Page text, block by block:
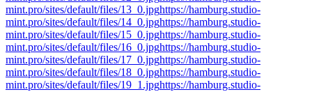
mint.pro/sites/default/files/13_0.jpghttps://hamburg.studio-
mint.pro/sites/default/files/14_0.jpghttps://hamburg.studio-
mint.pro/sites/default/files/15_0.jpghttps://hamburg.studio-
mint.pro/sites/default/files/16_0.jpghttps://hamburg.studio-
mint.pro/sites/default/files/17_0.jpghttps://hamburg.studio-
mint.pro/sites/default/files/18_0.jpghttps://hamburg.studio-
mint.pro/sites/default/files/19_1.jpghttps://hamburg.studio-